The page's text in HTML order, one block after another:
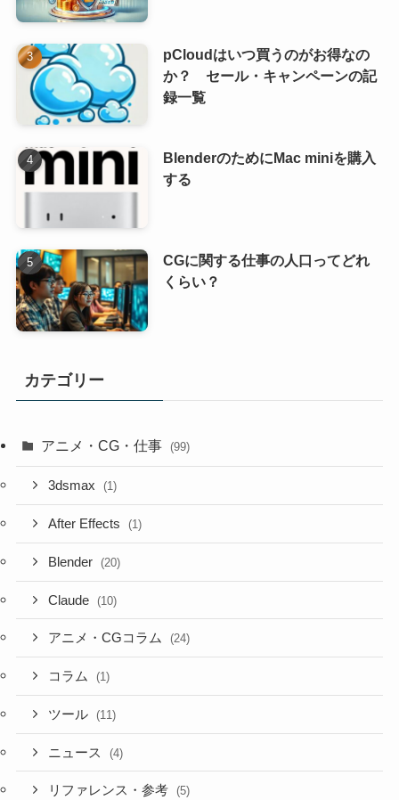
pCloudはいつ買うのがお得なの
か？ セール・キャンペーンの記
録一覧
BlenderのためにMac miniを購入
する
CGに関する仕事の人口ってどれ
くらい？
カテゴリー
アニメ・CG・仕事 (99)
3dsmax (1)
After Effects (1)
Blender (20)
Claude (10)
アニメ・CGコラム (24)
コラム (1)
ツール (11)
ニュース (4)
リファレンス・参考 (5)